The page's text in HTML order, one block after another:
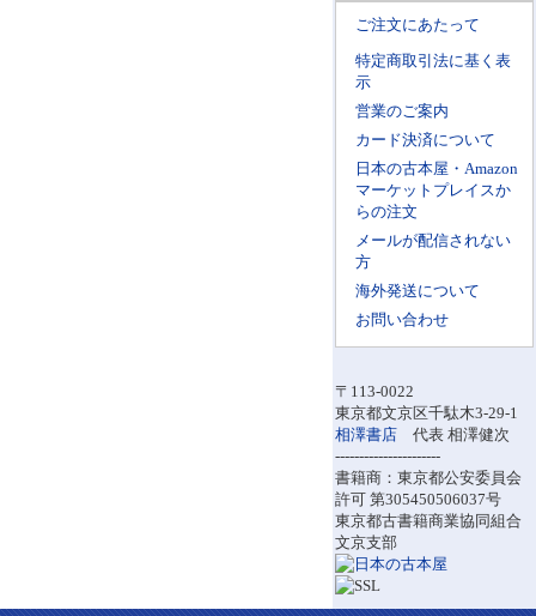
ご注文にあたって
特定商取引法に基く表
示
営業のご案内
カード決済について
日本の古本屋・Amazon
マーケットプレイスか
らの注文
メールが配信されない
方
海外発送について
お問い合わせ
〒113-0022
東京都文京区千駄木3-29-1
相澤書店 代表 相澤健次
----------------------
書籍商：東京都公安委員会
許可 第305450506037号
東京都古書籍商業協同組合
文京支部